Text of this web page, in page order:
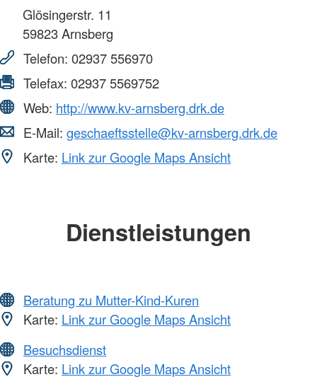
Glösingerstr. 11
59823Arnsberg
Telefon: 02937 556970
Telefax: 02937 5569752
Web: http://www.kv-arnsberg.drk.de
E-Mail: geschaeftsstelle@kv-arnsberg.drk.de
Karte: Link zur Google Maps Ansicht
Dienstleistungen
Beratung zu Mutter-Kind-Kuren
Karte: Link zur Google Maps Ansicht
Besuchsdienst
Karte: Link zur Google Maps Ansicht